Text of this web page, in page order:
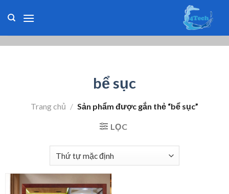
bể sục
Trang chủ / Sản phẩm được gắn thẻ “bể sục”
LỌC